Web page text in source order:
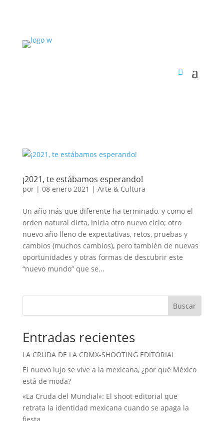
¡2021, te estábamos esperando!
por | 08 enero 2021 | Arte & Cultura
Un año más que diferente ha terminado, y como el
orden natural dicta, inicia otro nuevo ciclo; otro
nuevo año lleno de expectativas, retos, pruebas y
cambios (muchos cambios), pero también de nuevas
oportunidades y otras formas de descubrir este
“nuevo mundo” que se...
Buscar
Entradas recientes
LA CRUDA DE LA CDMX-SHOOTING EDITORIAL
El nuevo lujo se vive a la mexicana, ¿por qué México
está de moda?
«La Cruda del Mundial»: El shoot editorial que
retrata la identidad mexicana cuando se apaga la